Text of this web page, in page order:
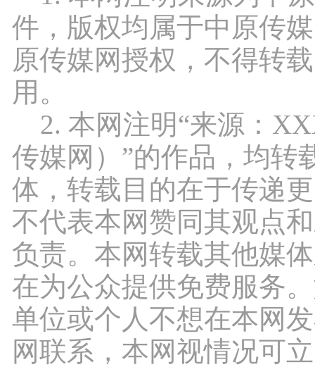
件，版权均属于中原传
原传媒网授权，不得转
用。
2. 本网注明“来源：
传媒网）”的作品，均转
体，转载目的在于传递
不代表本网赞同其观点
负责。本网转载其他媒
在为公众提供免费服务
单位或个人不想在本网
网联系，本网视情况可